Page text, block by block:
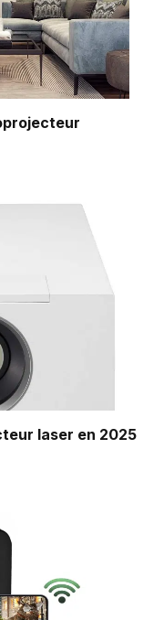
laser en 2025